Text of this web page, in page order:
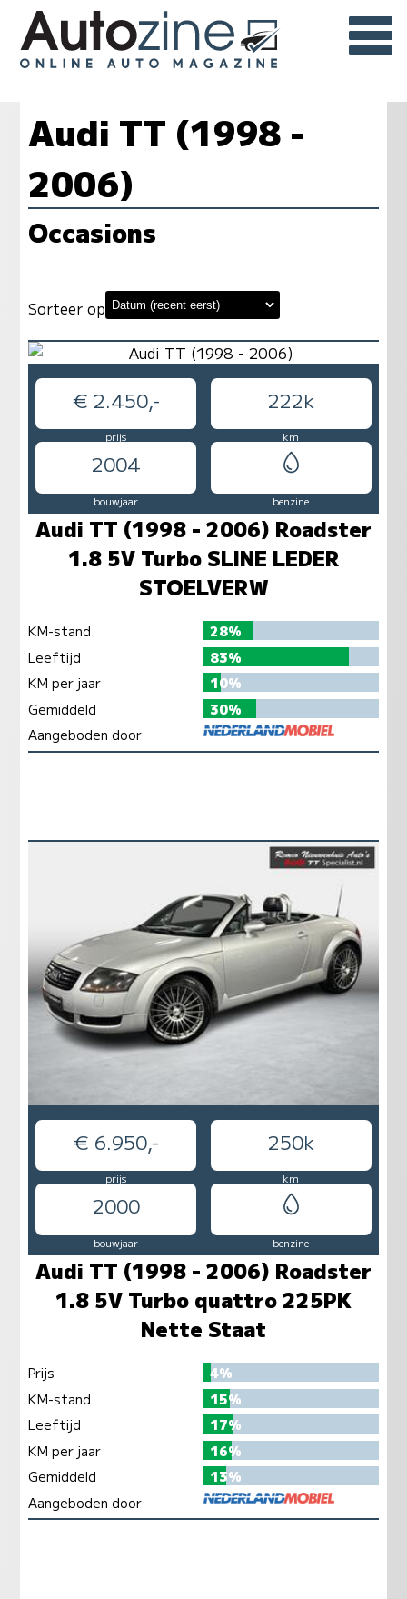
Audi TT (1998 -
2006)
Occasions
Sorteer op
€ 2.450,- 222k
prijs km
2004
bouwjaar benzine
Audi TT (1998 - 2006) Roadster
1.8 5V Turbo SLINE LEDER
STOELVERW
KM-stand
28%
Leeftijd
83%
KM per jaar
10%
Gemiddeld
30%
Aangeboden door
€ 6.950,- 250k
prijs km
2000
bouwjaar benzine
Audi TT (1998 - 2006) Roadster
1.8 5V Turbo quattro 225PK
Nette Staat
Prijs
4%
KM-stand
15%
Leeftijd
17%
KM per jaar
16%
Gemiddeld
13%
Aangeboden door